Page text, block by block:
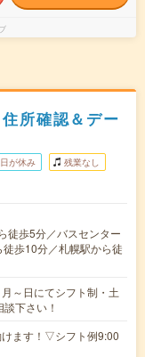
所確認＆デー
が休み 残業なし
徒歩5分／バスセンター
歩10分／札幌駅から徒
～日にてシフト制・土
下さい！
ます！▽シフト例9:00